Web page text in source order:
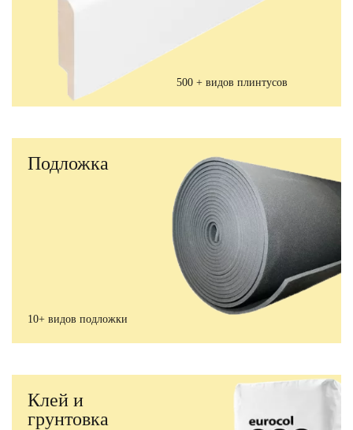
500 + видов плинтусов
Подложка
10+ видов подложки
Клей и
грунтовка